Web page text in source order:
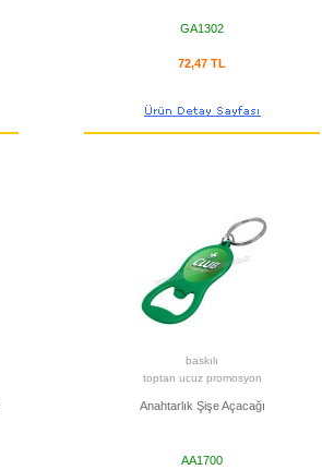
GA1302
72,47 TL
baskılı
toptan ucuz promosyon
Anahtarlık Şişe Açacağı
AA1700